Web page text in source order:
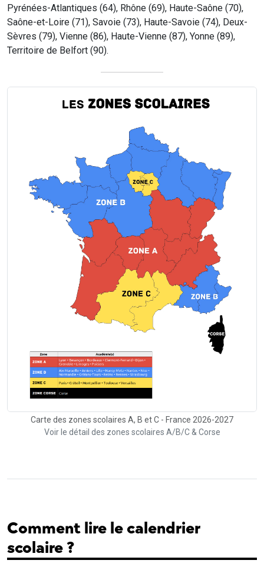
Pyrénées-Atlantiques (64), Rhône (69), Haute-Saône (70),
Saône-et-Loire (71), Savoie (73), Haute-Savoie (74), Deux-
Sèvres (79), Vienne (86), Haute-Vienne (87), Yonne (89),
Territoire de Belfort (90).
Carte des zones scolaires A, B et C - France 2026-2027
Voir le détail des zones scolaires A/B/C & Corse
Comment lire le calendrier
scolaire ?